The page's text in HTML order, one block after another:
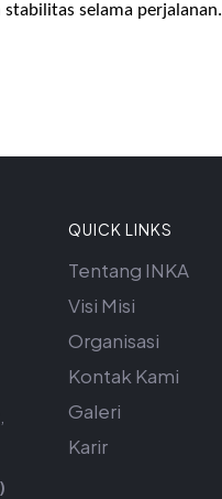
selama perjalanan.
QUICK LINKS
Tentang INKA
Visi Misi
Organisasi
Kontak Kami
Galeri
Karir